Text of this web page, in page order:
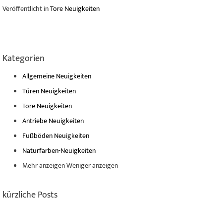
Veröffentlicht inTore Neuigkeiten
Kategorien
Allgemeine Neuigkeiten
Türen Neuigkeiten
Tore Neuigkeiten
Antriebe Neuigkeiten
Fußböden Neuigkeiten
Naturfarben-Neuigkeiten
Mehr anzeigenWeniger anzeigen
kürzliche Posts